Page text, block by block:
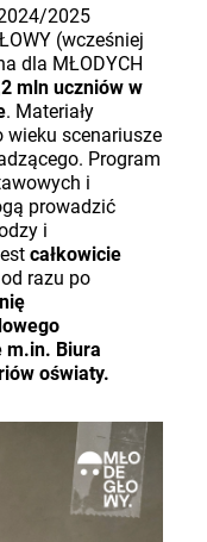
2025
(wcześniej
dla MŁODYCH
mln uczniów w
. Materiały
wieku scenariusze
Program
i
prowadzić
i
całkowicie
razu po
m.in. Biura
oświaty.